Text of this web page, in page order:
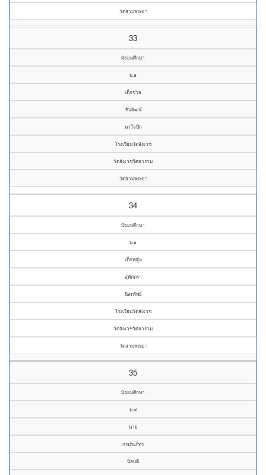
วัดสามพระยา
33
มัธยมศึกษา
ม.๑
เด็กชาย
ชินพัฒน์
นาใจนึก
โรงเรียนวัดสังเวช
วัดสังเวชวิศยาราม
วัดสามพระยา
34
มัธยมศึกษา
ม.๑
เด็กหญิง
สุพัตตรา
นิลทรัพย์
โรงเรียนวัดสังเวช
วัดสังเวชวิศยาราม
วัดสามพระยา
35
มัธยมศึกษา
ม.๔
นาย
กรประภัทร
นิลบดี